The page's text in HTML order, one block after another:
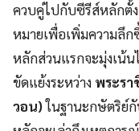
ควบคู่ไปกับซีรีส์หลักตั้
หมายเพื่อเพิ่มความลึก
หลักส่วนแรกจะมุ่งเน้
ขัดแย้งระหว่าง พระร
วอน)ในฐานะกษัตริย์